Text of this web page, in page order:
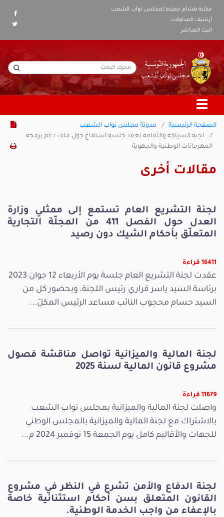
مكتبة هشام جعيّط لمجلس نواب الشعب
أرشيف المداولات
البث المباشر
الصفحة الرئيسية
مدونة مجلس نواب الشعب
لجنة السياحة والثقافة تعقد جلسة استماع حول ملف دعم برمجة
المهرجانات الوطنية والجهوية
مقالات أخرى
لجنة التشريع العام تستمع إلى ممثلي وزارة
العدل حول الفصل 411 من المجلّة التجارية
المتعلّق بأحكام الشيك دون رصيد
16411 قراءة
عقدت لجنة التشريع العام جلسة يوم الأربعاء 12 جوان 2023
برئاسة السيد ياسر قراري رئيس اللجنة، وبحضور كل من
السيد حسام محجوب النائب مساعد الرئيس المكلّ...
لجنة المالية والميزانية تواصل مناقشة فصول
مشروع قانون المالية لسنة 2025
11679 قراءة
واصلت لجنة المالية والميزانية بمجلس نواب الشعب
بالاشتراك مع لجنة المالية والميزانية بالمجلس الوطني
للجهات والأقاليم كامل يوم الجمعة 15 نوفمبر 2024 م...
لجنة الدفاع والأمن تشرع في النظر في مشروع
القانون المتعلق بسن أحكام استثنائية خاصة
بالإعفاء من واجب الخدمة الوطنية.